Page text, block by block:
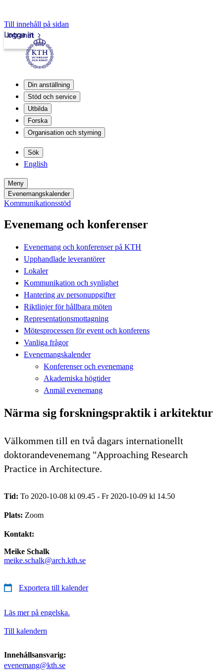
Till innehåll på sidan
Intranät
Logga in
Din anställning
Stöd och service
Utbilda
Forska
Organisation och styrning
Sök
English
Meny
Evenemangskalender
Kommunikationsstöd
Evenemang och konferenser
Evenemang och konferenser på KTH
Upphandlade leverantörer
Lokaler
Kommunikation och synlighet
Hantering av personuppgifter
Riktlinjer för hållbara möten
Representationsmottagning
Mötesprocessen för event och konferens
Vanliga frågor
Evenemangskalender
Konferenser och evenemang
Akademiska högtider
Anmäl evenemang
Närma sig forskningspraktik i arkitektur
Välkommen till en två dagars internationellt
doktorandevenemang "Approaching Research
Practice in Architecture.
Tid: To 2020-10-08 kl 09.45 - Fr 2020-10-09 kl 14.50
Plats: Zoom
Kontakt:
Meike Schalk
meike.schalk@arch.kth.se
Exportera till kalender
Läs mer på engelska.
Till kalendern
Innehållsansvarig:
evenemang@kth.se